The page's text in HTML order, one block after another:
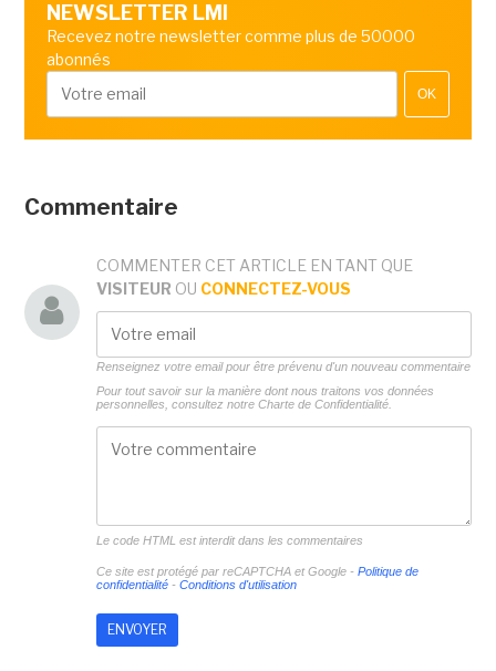
NEWSLETTER LMI
Recevez notre newsletter comme plus de 50000
abonnés
OK
Commentaire
COMMENTER CET ARTICLE EN TANT QUE
VISITEUR OU CONNECTEZ-VOUS
Renseignez votre email pour être prévenu d'un nouveau commentaire
Pour tout savoir sur la manière dont nous traitons vos données
personnelles, consultez notre Charte de Confidentialité.
Le code HTML est interdit dans les commentaires
Ce site est protégé par reCAPTCHA et Google - Politique de
confidentialité- Conditions d'utilisation